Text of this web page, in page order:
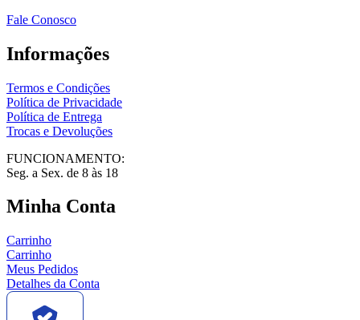
Fale Conosco
Informações
Termos e Condições
Política de Privacidade
Política de Entrega
Trocas e Devoluções
FUNCIONAMENTO:
Seg. a Sex. de 8 às 18
Minha Conta
Carrinho
Carrinho
Meus Pedidos
Detalhes da Conta